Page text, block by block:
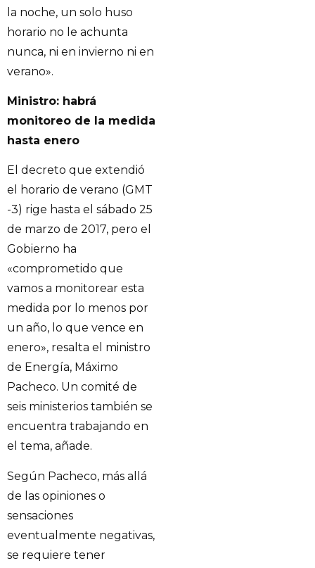
la noche, un solo huso
horario no le achunta
nunca, ni en invierno ni en
verano».
Ministro: habrá
monitoreo de la medida
hasta enero
El decreto que extendió
el horario de verano (GMT
-3) rige hasta el sábado 25
de marzo de 2017, pero el
Gobierno ha
«comprometido que
vamos a monitorear esta
medida por lo menos por
un año, lo que vence en
enero», resalta el ministro
de Energía, Máximo
Pacheco. Un comité de
seis ministerios también se
encuentra trabajando en
el tema, añade.
Según Pacheco, más allá
de las opiniones o
sensaciones
eventualmente negativas,
se requiere tener